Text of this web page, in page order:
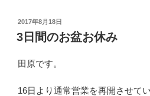
投
稿
日:
2017年8月18日
3日間のお盆お休み
田原です。
16日より通常営業を再開させて